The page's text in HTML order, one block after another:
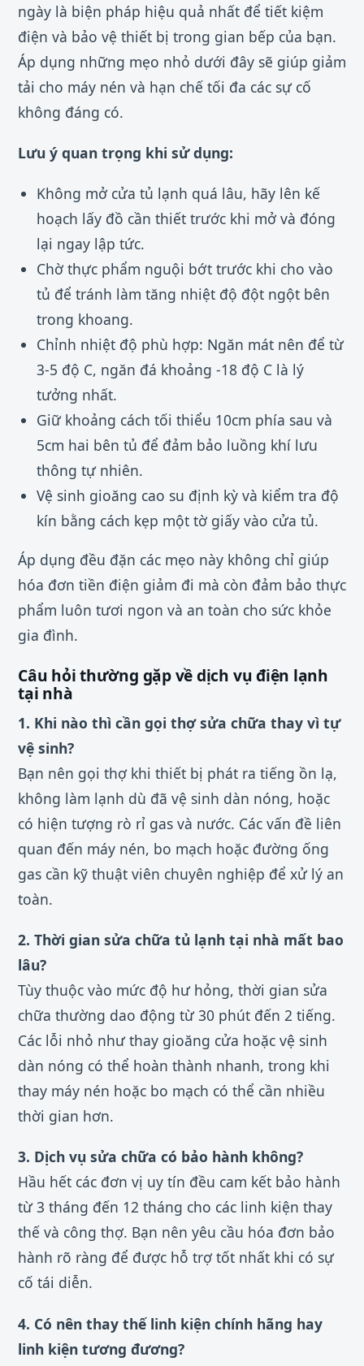
ngày là biện pháp hiệu quả nhất để tiết kiệm
điện và bảo vệ thiết bị trong gian bếp của bạn.
Áp dụng những mẹo nhỏ dưới đây sẽ giúp giảm
tải cho máy nén và hạn chế tối đa các sự cố
không đáng có.
Lưu ý quan trọng khi sử dụng:
Không mở cửa tủ lạnh quá lâu, hãy lên kế
hoạch lấy đồ cần thiết trước khi mở và đóng
lại ngay lập tức.
Chờ thực phẩm nguội bớt trước khi cho vào
tủ để tránh làm tăng nhiệt độ đột ngột bên
trong khoang.
Chỉnh nhiệt độ phù hợp: Ngăn mát nên để từ
3-5 độ C, ngăn đá khoảng -18 độ C là lý
tưởng nhất.
Giữ khoảng cách tối thiểu 10cm phía sau và
5cm hai bên tủ để đảm bảo luồng khí lưu
thông tự nhiên.
Vệ sinh gioăng cao su định kỳ và kiểm tra độ
kín bằng cách kẹp một tờ giấy vào cửa tủ.
Áp dụng đều đặn các mẹo này không chỉ giúp
hóa đơn tiền điện giảm đi mà còn đảm bảo thực
phẩm luôn tươi ngon và an toàn cho sức khỏe
gia đình.
Câu hỏi thường gặp về dịch vụ điện lạnh
tại nhà
1. Khi nào thì cần gọi thợ sửa chữa thay vì tự
vệ sinh?
Bạn nên gọi thợ khi thiết bị phát ra tiếng ồn lạ,
không làm lạnh dù đã vệ sinh dàn nóng, hoặc
có hiện tượng rò rỉ gas và nước. Các vấn đề liên
quan đến máy nén, bo mạch hoặc đường ống
gas cần kỹ thuật viên chuyên nghiệp để xử lý an
toàn.
2. Thời gian sửa chữa tủ lạnh tại nhà mất bao
lâu?
Tùy thuộc vào mức độ hư hỏng, thời gian sửa
chữa thường dao động từ 30 phút đến 2 tiếng.
Các lỗi nhỏ như thay gioăng cửa hoặc vệ sinh
dàn nóng có thể hoàn thành nhanh, trong khi
thay máy nén hoặc bo mạch có thể cần nhiều
thời gian hơn.
3. Dịch vụ sửa chữa có bảo hành không?
Hầu hết các đơn vị uy tín đều cam kết bảo hành
từ 3 tháng đến 12 tháng cho các linh kiện thay
thế và công thợ. Bạn nên yêu cầu hóa đơn bảo
hành rõ ràng để được hỗ trợ tốt nhất khi có sự
cố tái diễn.
4. Có nên thay thế linh kiện chính hãng hay
linh kiện tương đương?